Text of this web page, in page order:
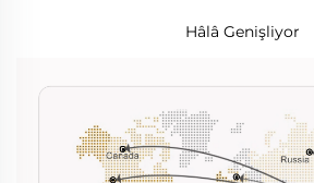
Hâlâ Genişliyor